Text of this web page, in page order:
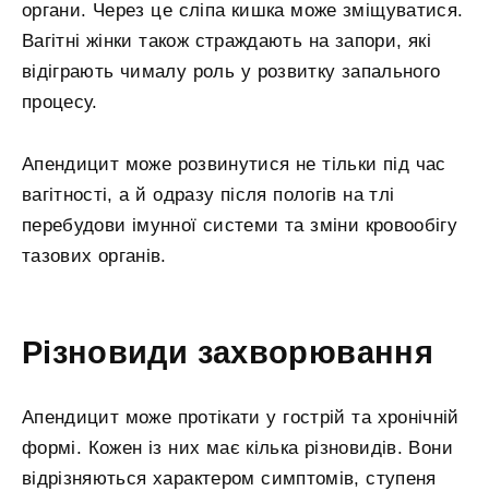
органи. Через це сліпа кишка може зміщуватися.
Вагітні жінки також страждають на запори, які
відіграють чималу роль у розвитку запального
процесу.
Апендицит може розвинутися не тільки під час
вагітності, а й одразу після пологів на тлі
перебудови імунної системи та зміни кровообігу
тазових органів.
Різновиди захворювання
Апендицит може протікати у гострій та хронічній
формі. Кожен із них має кілька різновидів. Вони
відрізняються характером симптомів, ступеня